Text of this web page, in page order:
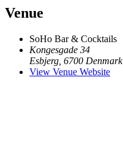
Venue
SoHo Bar & Cocktails
Kongesgade 34
Esbjerg 6700 Denmark
View Venue Website